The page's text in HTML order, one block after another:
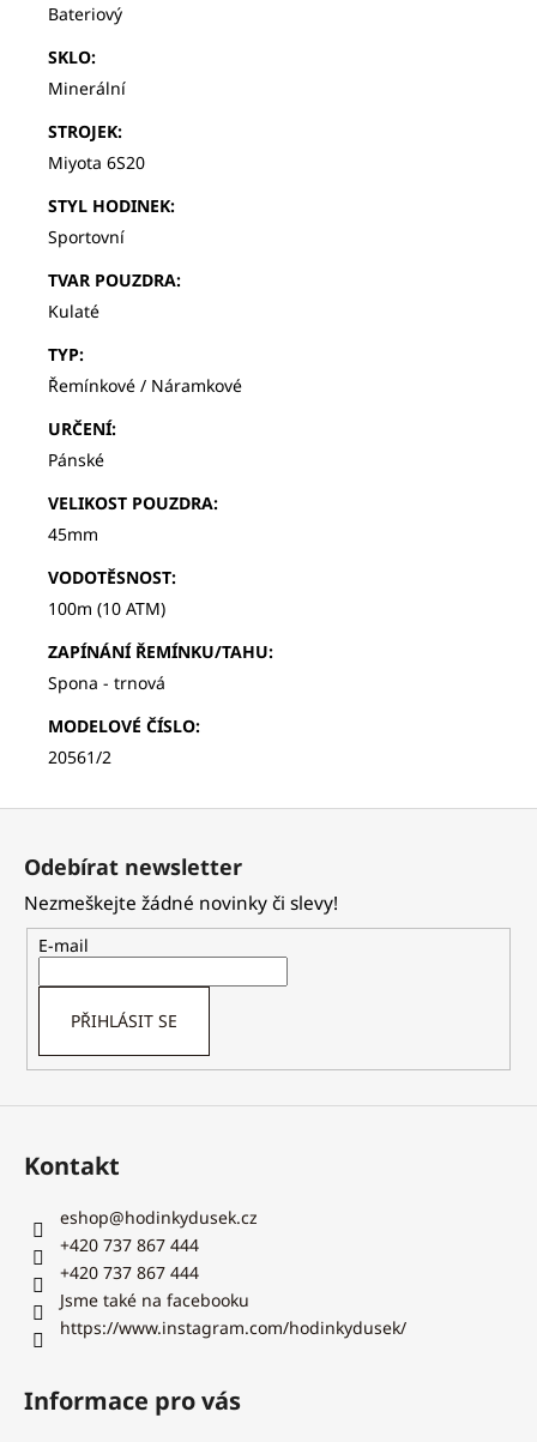
Bateriový
SKLO:
Minerální
STROJEK:
Miyota 6S20
STYL HODINEK:
Sportovní
TVAR POUZDRA:
Kulaté
TYP:
Řemínkové / Náramkové
URČENÍ:
Pánské
VELIKOST POUZDRA:
45mm
VODOTĚSNOST:
100m (10 ATM)
ZAPÍNÁNÍ ŘEMÍNKU/TAHU:
Spona - trnová
MODELOVÉ ČÍSLO:
20561/2
Z
Odebírat newsletter
Nezmeškejte žádné novinky či slevy!
E-mail
PŘIHLÁSIT SE
Kontakt
eshop@hodinkydusek.cz
+420 737 867 444
+420 737 867 444
Jsme také na facebooku
https://www.instagram.com/hodinkydusek/
Informace pro vás